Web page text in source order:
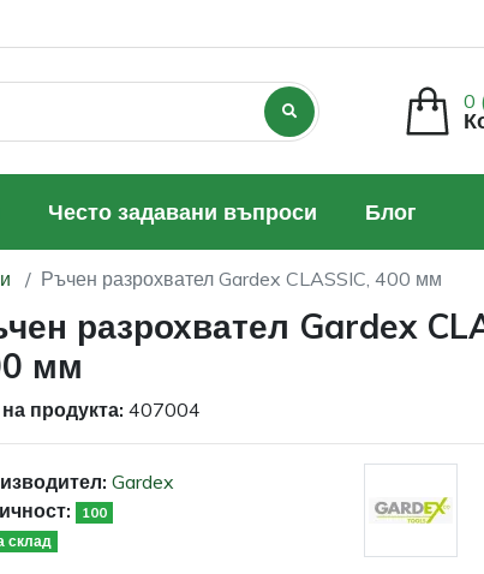
0
Често задавани въпроси Блог
Ръчен разрохвател Gardex CLASSIC, 400 мм
разрохвател Gardex
мм
продукта: 407004
Gardex
100
склад